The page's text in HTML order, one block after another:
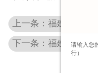
上一条：福建柯莱尔
下一条：福建洗石筛